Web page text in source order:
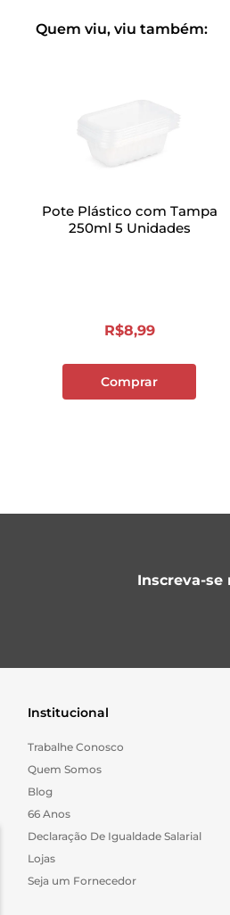
Quem viu, viu também:
Pote Plástico com Tampa
250ml 5 Unidades
R$8,99
Comprar
Inscreva-se
Institucional
Trabalhe Conosco
Quem Somos
Blog
66 Anos
Declaração De Igualdade Salarial
Lojas
Seja um Fornecedor